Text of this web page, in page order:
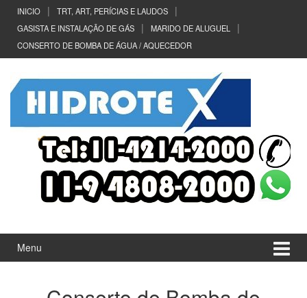
Conteúdo
Pular
menu
principal
INICIO
TRT, ART, PERÍCIAS E LAUDOS
GASISTA E INSTALAÇÃO DE GÁS
MARIDO DE ALUGUEL
CONSERTO DE BOMBA DE ÁGUA / AQUECEDOR
Menu